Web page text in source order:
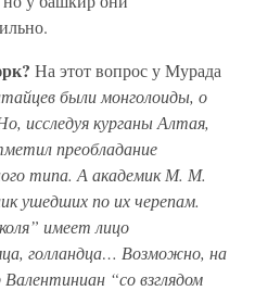
На этот вопрос у Мурада
были монголоиды, о
исследуя курганы Алтая,
преобладание
типа. А академик М. М.
ушедших по их черепам.
имеет лицо
голландца… Возможно, на
“со взглядом